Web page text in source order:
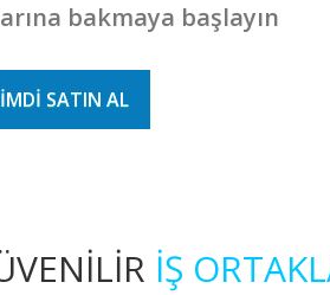
bakmaya başlayın
SATIN AL
İŞ